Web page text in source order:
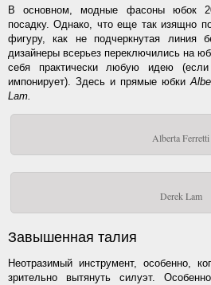
В основном, модные фасоны юбок
посадку. Однако, что еще так изящно
фигуру, как не подчеркнутая линия
дизайнеры всерьез переключились на
себя практически любую идею
импонирует). Здесь и прямые юбки
Lam.
Alberta Ferretti
Derek Lam
Завышенная талия
Неотразимый инструмент, особенно,
зрительно вытянуть силуэт.